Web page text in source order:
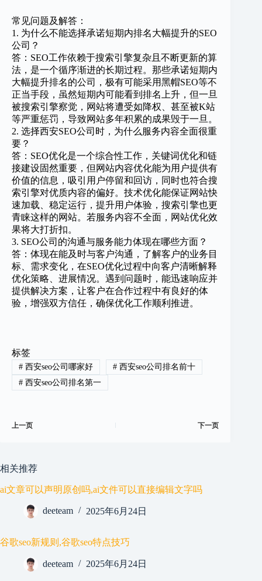
常见问题及解答：
1. 为什么不能选择承诺短期内排名大幅提升的SEO
公司？
答：SEO工作依赖于搜索引擎复杂且不断更新的算
法，是一个循序渐进的长期过程。那些承诺短期内
大幅提升排名的公司，极有可能采用黑帽SEO等不
正当手段，虽然短期内可能看到排名上升，但一旦
被搜索引擎察觉，网站将遭受如降权、甚至被K站
等严重惩罚，导致网站多年积累的成果毁于一旦。
2. 选择西安SEO公司时，为什么服务内容全面很重
要？
答：SEO优化是一个综合性工作，关键词优化和链
接建设固然重要，但网站内容优化能为用户提供有
价值的信息，吸引用户停留和回访，同时也符合搜
索引擎对优质内容的偏好。技术优化能保证网站快
速加载、稳定运行，提升用户体验，搜索引擎也更
青睐这样的网站。若服务内容不全面，网站优化效
果将大打折扣。
3. SEO公司的沟通与服务能力体现在哪些方面？
答：体现在能及时与客户沟通，了解客户的业务目
标、需求变化，在SEO优化过程中向客户清晰解释
优化策略、进展情况。遇到问题时，能迅速响应并
提供解决方案，让客户在合作过程中有良好的体
验，增强双方信任，确保优化工作顺利推进。
标签
#西安seo公司哪家好 #西安seo公司排名前十
#西安seo公司排名第一
上一页 下一页
相关推荐
ai文章可以声明原创吗,ai文件可以直接编辑文字吗
deeteam 2025年6月24日
谷歌seo新规则,谷歌seo特点技巧
deeteam 2025年6月24日